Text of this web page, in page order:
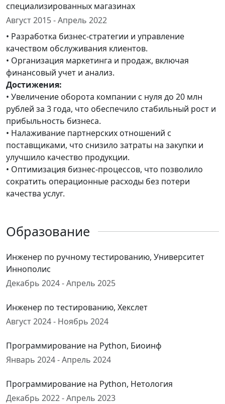
специализированных магазинах
Август 2015 - Апрель 2022
• Разработка бизнес-стратегии и управление
качеством обслуживания клиентов.
• Организация маркетинга и продаж, включая
финансовый учет и анализ.
Достижения:
• Увеличение оборота компании с нуля до 20 млн
рублей за 3 года, что обеспечило стабильный рост и
прибыльность бизнеса.
• Налаживание партнерских отношений с
поставщиками, что снизило затраты на закупки и
улучшило качество продукции.
• Оптимизация бизнес-процессов, что позволило
сократить операционные расходы без потери
качества услуг.
Образование
Инженер по ручному тестированию, Университет
Иннополис
Декабрь 2024 - Апрель 2025
Инженер по тестированию, Хекслет
Август 2024 - Ноябрь 2024
Программирование на Python, Биоинф
Январь 2024 - Апрель 2024
Программирование на Python, Нетология
Декабрь 2022 - Апрель 2023